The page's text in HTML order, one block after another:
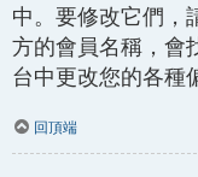
中。要修改它們，
方的會員名稱，會
台中更改您的各種
回頂端